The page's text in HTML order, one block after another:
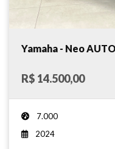
Yamaha - Neo
R$ 14.500,00
7.000
2024